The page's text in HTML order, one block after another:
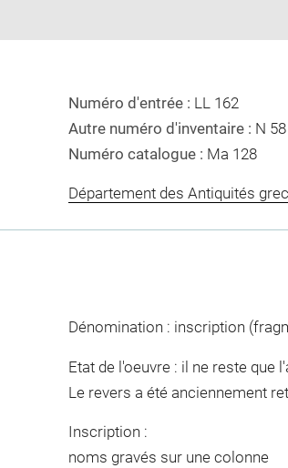
Numéro d'entrée : LL 162
Autre numéro d'inventaire : N 58
Numéro catalogue : Ma 128
Département des Antiquités
Dénomination : inscription
Etat de l'oeuvre : il ne reste que
Le revers a été anciennement
Inscription :
noms gravés sur une colonne